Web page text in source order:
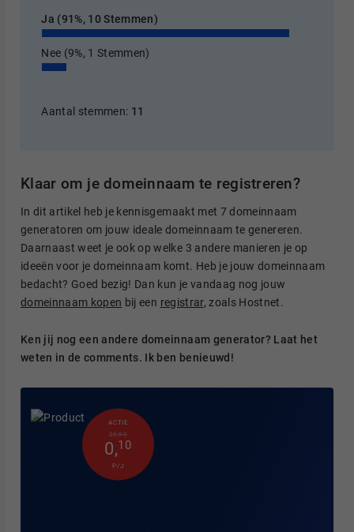
Ja (91%, 10 Stemmen)
Nee (9%, 1 Stemmen)
Aantal stemmen: 11
Klaar om je domeinnaam te registreren?
In dit artikel heb je kennisgemaakt met 7 domeinnaam
generatoren om jouw ideale domeinnaam te genereren.
Daarnaast weet je ook op welke 3 andere manieren je op
ideeën voor je domeinnaam komt. Heb je jouw domeinnaam
bedacht? Goed bezig! Dan kun je vandaag nog jouw
domeinnaam kopen bij een registrar, zoals Hostnet.
Ken jij nog een andere domeinnaam generator? Laat het
weten in de comments. Ik ben benieuwd!
ACTIE
25,99
0,10
P/J